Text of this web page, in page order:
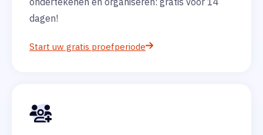
dagen!
Start uw gratis proefperiode